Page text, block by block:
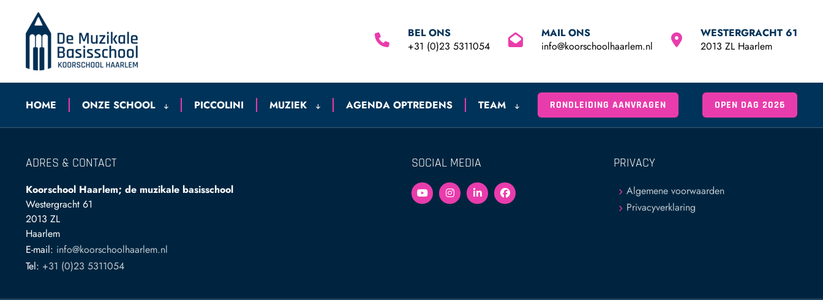
BEL ONS
+31 (0)23 5311054
MAIL ONS
info@koorschoolhaarlem.nl
WESTERGRACHT 61
2013 ZL Haarlem
HOME ONZE SCHOOL PICCOLINI MUZIEK AGENDA OPTREDENS TEAM RONDLEIDING AANVRAGEN OPEN DAG 2026
ADRES & CONTACT
Koorschool Haarlem; de muzikale basisschool
Westergracht 61
2013 ZL
Haarlem
E-mail: info@koorschoolhaarlem.nl
Tel: +31 (0)23 5311054
SOCIAL MEDIA PRIVACY
Algemene voorwaarden
Privacyverklaring